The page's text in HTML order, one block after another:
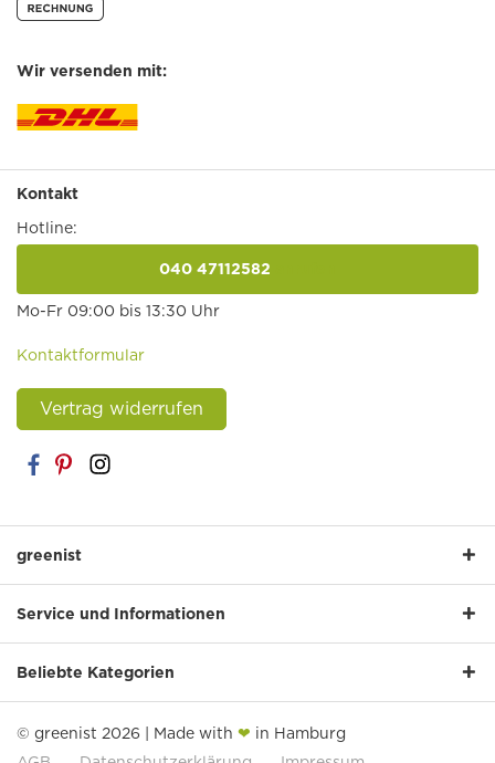
Wir versenden mit:
Kontakt
Hotline:
040 47112582
Mo-Fr 09:00 bis 13:30 Uhr
Kontaktformular
Vertrag widerrufen
greenist
Service und Informationen
Beliebte Kategorien
© greenist 2026 | Made with ❤ in Hamburg